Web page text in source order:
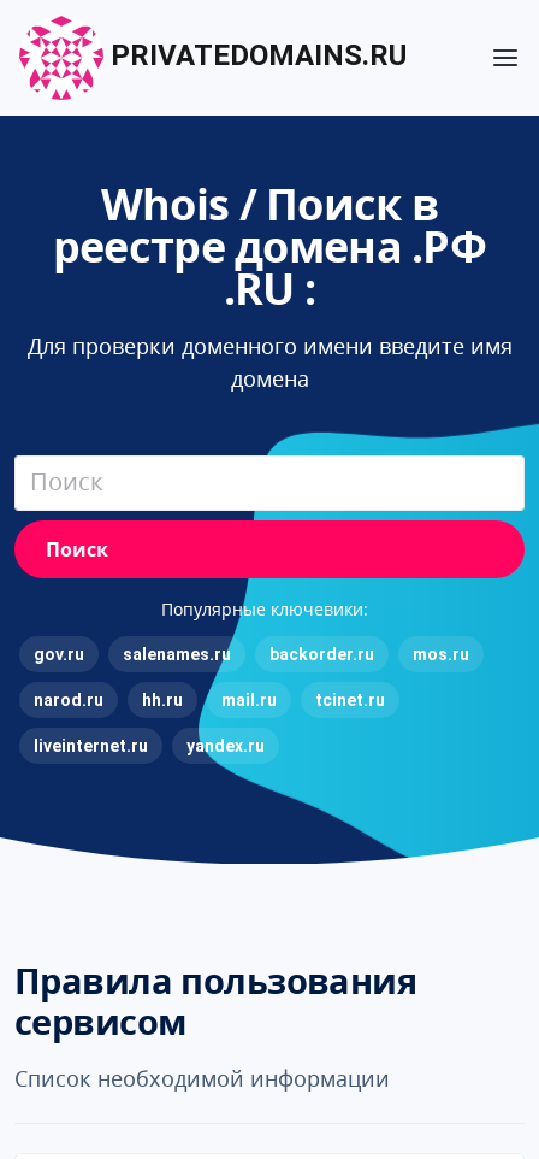
PRIVATEDOMAINS.RU
Whois / Поиск в
реестре домена .РФ
.RU :
Для проверки доменного имени введите имя
домена
Поиск
Популярные ключевики:
gov.ru salenames.ru backorder.ru mos.ru
narod.ru hh.ru mail.ru tcinet.ru
liveinternet.ru yandex.ru
Правила пользования
сервисом
Список необходимой информации